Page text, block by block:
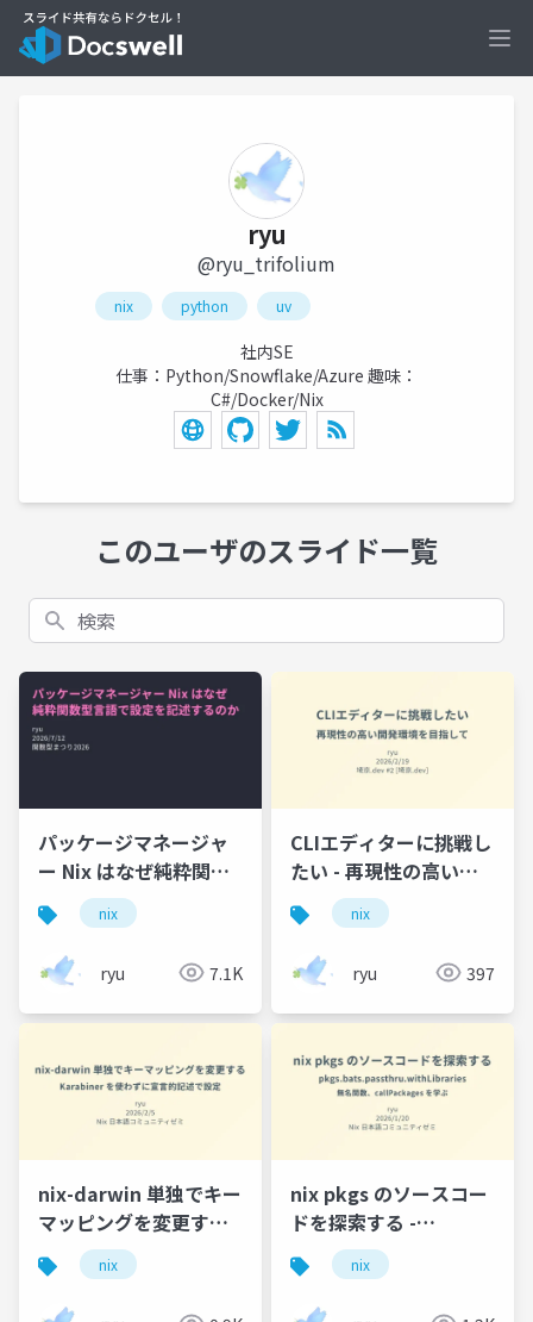
ryu
@ryu_trifolium
nix python uv
社内SE
仕事：Python/Snowflake/Azure 趣味：
C#/Docker/Nix
このユーザのスライド一覧
検索
パッケージマネージャ
ー Nix はなぜ純粋関数
型言語で設定を記述す
るのか
nix
ryu 7.1K
CLIエディターに挑戦し
たい - 再現性の高い開
発環境を目指して
nix
ryu 397
nix-darwin 単独でキー
マッピングを変更する -
Karabiner を使わずに
宣言的記述で設定
nix
nix pkgs のソースコー
ドを探索する -
- 無名関数、
callPackages を学ぶ
nix